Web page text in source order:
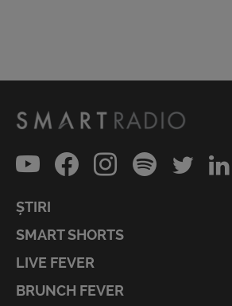
ȘTIRI
SMART SHORTS
LIVE FEVER
BRUNCH FEVER